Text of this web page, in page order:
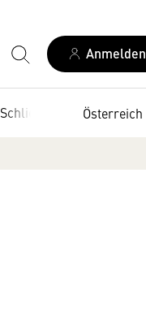
Anmelden
SchlichtungsstellenÖsterreich